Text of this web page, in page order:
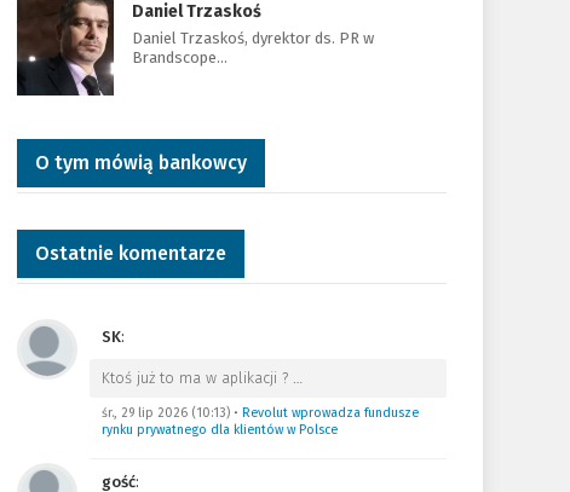
Daniel Trzaskoś
Daniel Trzaskoś, dyrektor ds. PR w
Brandscope…
O tym mówią bankowcy
Ostatnie komentarze
SK:
Ktoś już to ma w aplikacji ? …
śr., 29 lip 2026 (10:13)• Revolut wprowadza fundusze
rynku prywatnego dla klientów w Polsce
gość: